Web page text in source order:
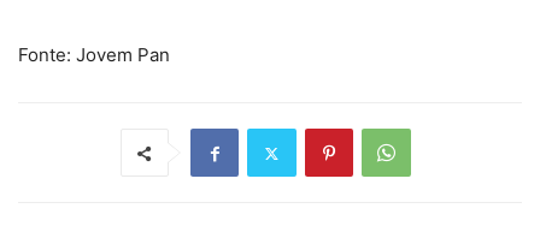
Fonte: Jovem Pan